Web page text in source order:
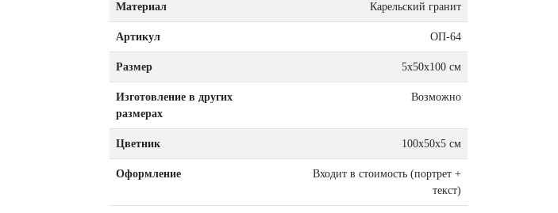
Материал Карельский гранит
Артикул ОП-64
Размер 5x50x100 см
Изготовление в других
размерах
Возможно
Цветник 100х50х5 см
Оформление
Входит в стоимость (портрет +
текст)